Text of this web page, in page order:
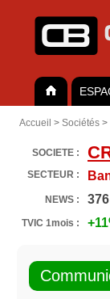
Accueil > Sociétés >
SOCIETE :
SECTEUR :
NEWS : 376
TVIC 1mois :